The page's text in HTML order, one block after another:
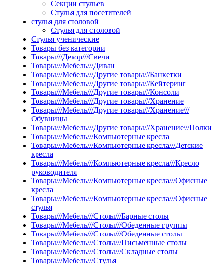
Секции стульев
Стулья для посетителей
стулья для столовой
Стулья для столовой
Стулья ученические
Товары без категории
Товары///Декор///Свечи
Товары///Мебель///Диван
Товары///Мебель///Другие товары///Банкетки
Товары///Мебель///Другие товары///Кейтеринг
Товары///Мебель///Другие товары///Консоли
Товары///Мебель///Другие товары///Хранение
Товары///Мебель///Другие товары///Хранение///
Обувницы
Товары///Мебель///Другие товары///Хранение///Полки
Товары///Мебель///Компьютерные кресла
Товары///Мебель///Компьютерные кресла///Детские
кресла
Товары///Мебель///Компьютерные кресла///Кресло
руководителя
Товары///Мебель///Компьютерные кресла///Офисные
кресла
Товары///Мебель///Компьютерные кресла///Офисные
стулья
Товары///Мебель///Столы///Барные столы
Товары///Мебель///Столы///Обеденные группы
Товары///Мебель///Столы///Обеденные столы
Товары///Мебель///Столы///Письменные столы
Товары///Мебель///Столы///Складные столы
Товары///Мебель///Стулья